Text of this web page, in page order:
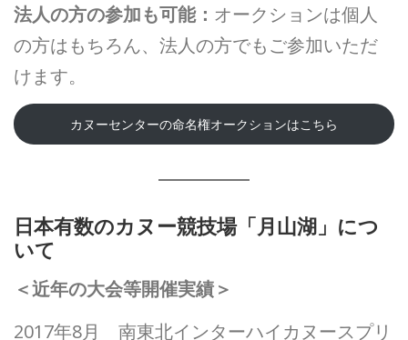
法人の方の参加も可能： オークションは個人
の方はもちろん、法人の方でもご参加いただ
けます。
カヌーセンターの命名権オークションはこちら
日本有数のカヌー競技場「月山湖」につ
いて
＜近年の大会等開催実績＞
2017年8月 南東北インターハイカヌースプリ